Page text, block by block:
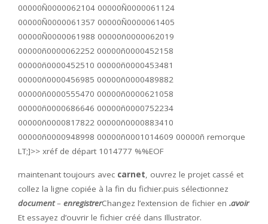
00000Ñ0000062104 00000Ñ0000061124
00000Ñ0000061357 00000Ñ0000061405
00000Ñ0000061988 00000ñ0000062019
00000ñ0000062252 00000ñ0000452158
00000ñ0000452510 00000ñ0000453481
00000ñ0000456985 00000ñ0000489882
00000ñ0000555470 00000ñ0000621058
00000ñ0000686646 00000ñ0000752234
00000ñ0000817822 00000ñ0000883410
00000ñ0000948998 00000ñ0001014609 00000ñ remorque
LT;]>> xréf de départ 1014777 %%EOF
maintenant toujours avec carnet, ouvrez le projet cassé et
collez la ligne copiée à la fin du fichier.puis sélectionnez
document– enregistrerChangez l’extension de fichier en .avoir
Et essayez d’ouvrir le fichier créé dans Illustrator.